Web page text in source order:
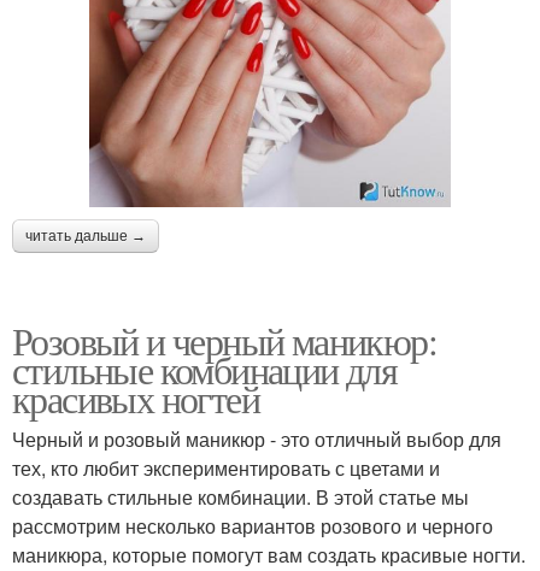
читать дальше →
Розовый и черный маникюр:
стильные комбинации для
красивых ногтей
Черный и розовый маникюр - это отличный выбор для
тех, кто любит экспериментировать с цветами и
создавать стильные комбинации. В этой статье мы
рассмотрим несколько вариантов розового и черного
маникюра, которые помогут вам создать красивые ногти.